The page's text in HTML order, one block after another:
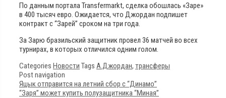
По данным портала Transfermarkt, сделка обошлась «Заре»
в 400 тысяч евро. Ожидается, что Джордан подпишет
контракт с “Зарей” сроком на три года.
За Зарю бразильский защитник провел 36 матчей во всех
турнирах, в которых отличился одним голом.
Categories Новости Tags А.Джордан, трансферы
Post navigation
Яцык отправится на летний сбор с “Динамо”
“Заря” может купить полузащитника “Миная”